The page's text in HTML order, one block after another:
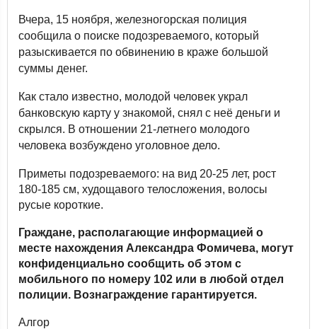
Вчера, 15 ноября, железногорская полиция
сообщила о поиске подозреваемого, который
разыскивается по обвинению в краже большой
суммы денег.
Как стало известно, молодой человек украл
банковскую карту у знакомой, снял с неё деньги и
скрылся. В отношении 21-летнего молодого
человека возбуждено уголовное дело.
Приметы подозреваемого: на вид 20-25 лет, рост
180-185 см, худощавого телосложения, волосы
русые короткие.
Граждане, располагающие информацией о
месте нахождения Александра Фомичева, могут
конфиденциально сообщить об этом с
мобильного по номеру 102 или в любой отдел
полиции. Вознаграждение гарантируется.
Алгор